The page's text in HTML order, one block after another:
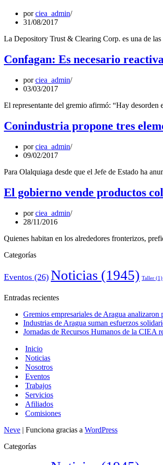
porciea_admin
31/08/2017
La Depository Trust & Clearing Corp. es una de las
Confagan: Es necesario
porciea_admin
03/03/2017
El representante del gremio afirmó: “Hay desorden
Conindustria propone tres
porciea_admin
09/02/2017
Para Olalquiaga desde que el Jefe de Estado ha
El gobierno vende productos
porciea_admin
28/11/2016
Quienes habitan en los alrededores fronterizos,
Categorías
Eventos (26) Noticias (1945) Taller (1)
Entradas recientes
Gremios empresariales de Aragua analizaron
Industrias de Aragua suman esfuerzos
Jornadas de Recursos Humanos de la CIEA
Inicio
Noticias
Nosotros
Eventos
Trabajos
Servicios
Afiliados
Comisiones
Neve | Funciona gracias a WordPress
Categorías